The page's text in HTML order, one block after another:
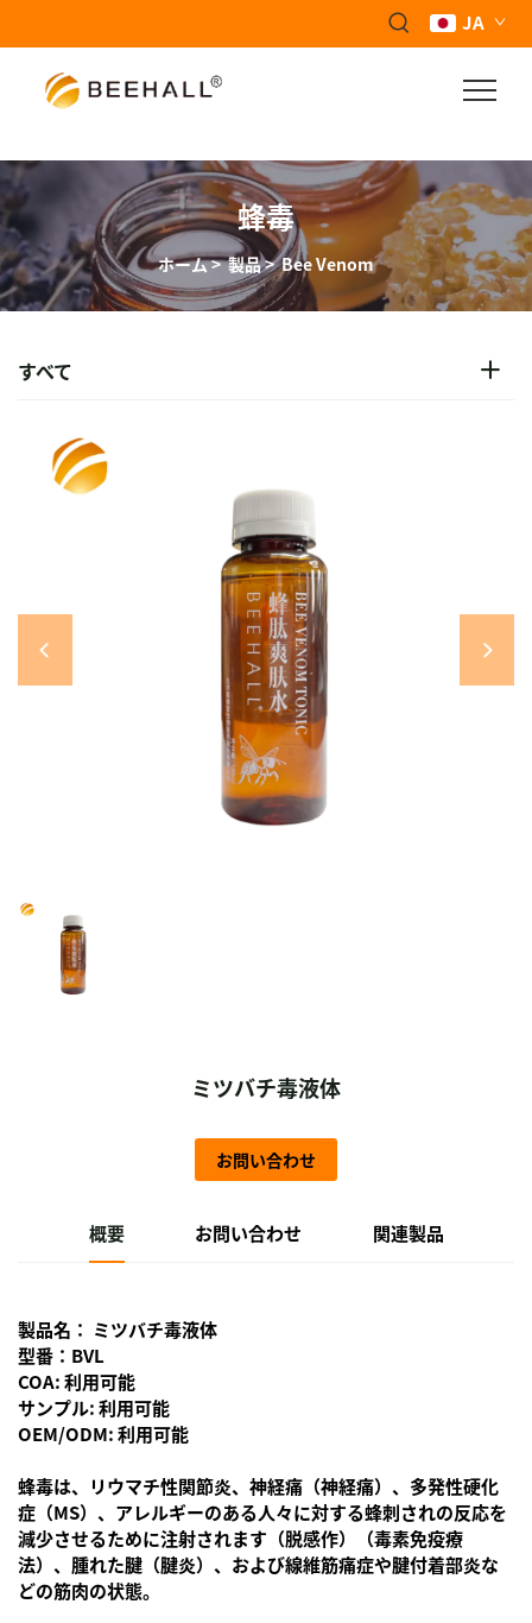
JA
蜂毒
ホーム>製品>Bee Venom
すべて
ミツバチ毒液体
お問い合わせ
概要 お問い合わせ 関連製品
製品名： ミツバチ毒液体
型番：BVL
COA: 利用可能
サンプル: 利用可能
OEM/ODM: 利用可能
蜂毒は、リウマチ性関節炎、神経痛（神経痛）、多発性硬化
症（MS）、アレルギーのある人々に対する蜂刺されの反応を
減少させるために注射されます（脱感作）（毒素免疫療
法）、腫れた腱（腱炎）、および線維筋痛症や腱付着部炎な
どの筋肉の状態。